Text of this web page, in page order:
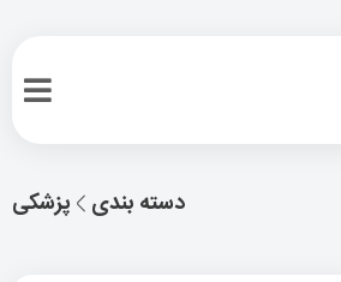
پزشکی دسته بندی